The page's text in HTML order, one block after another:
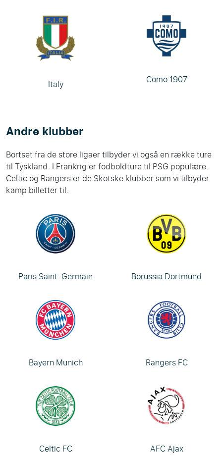
Italy Como 1907
Andre klubber
Bortset fra de store ligaer tilbyder vi også en række ture
til Tyskland. I Frankrig er fodboldture til PSG populære.
Celtic og Rangers er de Skotske klubber som vi tilbyder
kamp billetter til.
Paris Saint-Germain Borussia Dortmund
Bayern Munich Rangers FC
Celtic FC AFC Ajax